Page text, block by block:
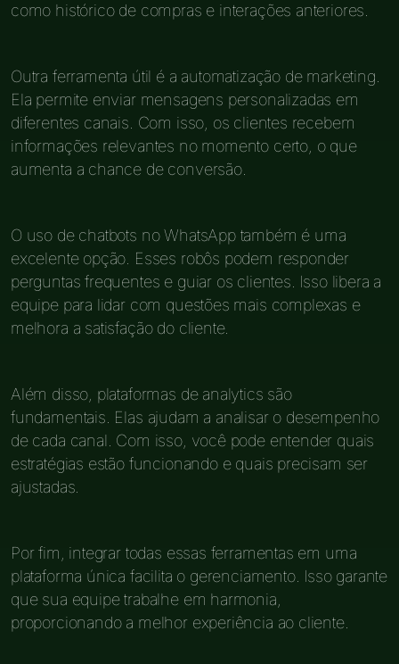
como histórico de compras e interações anteriores.
Outra ferramenta útil é a automatização de marketing.
Ela permite enviar mensagens personalizadas em
diferentes canais. Com isso, os clientes recebem
informações relevantes no momento certo, o que
aumenta a chance de conversão.
O uso de chatbots no WhatsApp também é uma
excelente opção. Esses robôs podem responder
perguntas frequentes e guiar os clientes. Isso libera a
equipe para lidar com questões mais complexas e
melhora a satisfação do cliente.
Além disso, plataformas de analytics são
fundamentais. Elas ajudam a analisar o desempenho
de cada canal. Com isso, você pode entender quais
estratégias estão funcionando e quais precisam ser
ajustadas.
Por fim, integrar todas essas ferramentas em uma
plataforma única facilita o gerenciamento. Isso garante
que sua equipe trabalhe em harmonia,
proporcionando a melhor experiência ao cliente.